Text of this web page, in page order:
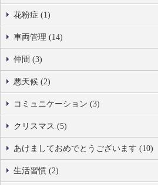
花粉症 (1)
車両管理 (14)
仲間 (3)
悪天候 (2)
コミュニケーション (3)
クリスマス (5)
あけましておめでとうございます (10)
生活習慣 (2)